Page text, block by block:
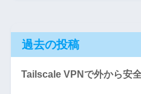
過去の投稿
Tailscale VPNで外から安